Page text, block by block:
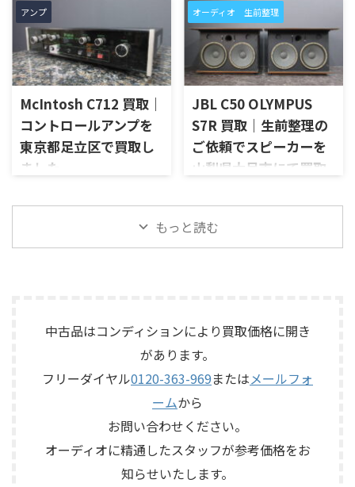
ョン、電源コードやラックマウ
ント金具など付属品の有無を
確認しながら査定いたしまし
た。 RSS by Roland S-0816
は、S-1608 Stag ...
ン、元箱や取扱資料など付属品
の有無を確認しながら査定い
たしました。 NC10-MOP-WN
は、公式情報ではNC10_MOP
系やNC10_MAOP系としても表
記が見られるモデルです。検 ...
高知県土佐市で、遺品整理に伴
いMcIntoshのステレオパワー
アンプ「MC252」を出張買取さ
せていただきました。今回の
お品物は、ご家族様より「大
切に使われていたオーディオ機
器なので、価値を分かるところ
に見てほしい」とご相談いた
だいたものです。 McIntosh
MC252は、250W×2chの出力
ンプで、同社らしいブルーのパ
ワーメーター、ガラスフロント
プリメインアンプ「AU-D907
LIMITED」を出張買取させてい
ただきました。今回のお品物
は、AU-D907をベースに各部の
高品位化が図られたLimitedモ
デルで、左右チャンネルの音出
し状態、入力切替、ボリュー
ム、トーンコントロール、フォ
ノ入力、スピーカー出力、Pre
Out、Main Amp入力、外観コ
品：SANSUI AU-D907 LIMITED
メーカー：SANSUI / 山水 / ...
アンプ
McIntosh C712 買取｜
コントロールアンプを
東京都足立区で買取し
ました
コントロールアンプ「C712」
を出張買取させていただきま
右チャンネルの音出し、入力
切替、ボリューム、トーンコン
トロール、MMフォノ入力、バ
ランス出力、データポート、
外観コンディション、リモコン
など付属品の有無を確認しな
がら査定いたしました。 買取
ー：McIntosh / マッキントッ
オーディオ 生前整理
JBL C50 OLYMPUS
S7R 買取｜生前整理の
ご依頼でスピーカーを
山梨県大月市にて買取
いJBLの大型スピーカー「C50
OLYMPUS S7R」を出張買取さ
いとのご相談をいただいたも
S7Rは、Olympus専用エンクロ
ージャーにLE15Aウーファー、
PR15パッシブラジエーター、
LE85ドライバー、HL91ホー
ン、LX5ネットワークなどを組
み合わせたヴィンテージJBLの
スピーカーシステムです。査定
では、左右ペアの音 ...
もっと読む
中古品はコンディションにより買取価格に開き
があります。
フリーダイヤル0120-363-969またはメールフォ
ームから
お問い合わせください。
オーディオに精通したスタッフが参考価格をお
知らせいたします。